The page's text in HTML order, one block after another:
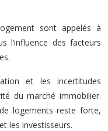
sont appelés à
l’influence des facteurs
et les incertitudes
du marché immobilier.
logements reste forte,
les investisseurs.